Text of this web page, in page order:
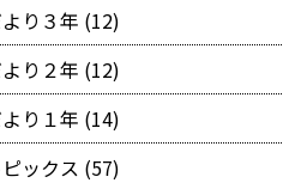
り３年 (12)
り２年 (12)
り１年 (14)
ックス (57)